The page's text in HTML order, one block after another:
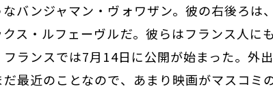
バンジャマン・ヴォワザン。彼の右後ろは
ス・ルフェーヴルだ。彼らはフランス人に
ランスでは7月14日に公開が始まった。外
最近のことなので、あまり映画がマスコミ